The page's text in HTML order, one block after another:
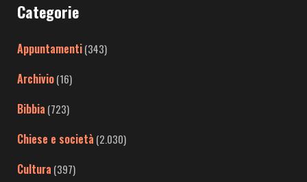
Categorie
Appuntamenti(343)
Archivio(16)
Bibbia (723)
Chiese e società (2.030)
Cultura (397)